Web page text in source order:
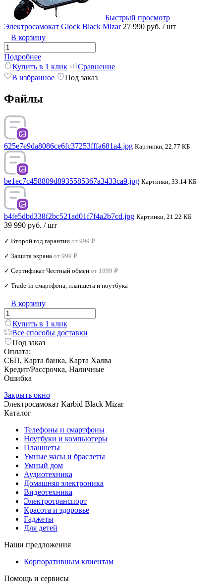
Быстрый просмотр
Электросамокат Glock Black Mizar 27 990 руб. / шт
В корзину
Подробнее
Купить в 1 клик
Сравнение
В избранное
Под заказ
Файлы
625e7e9da8086ce6fc37253fffa681a4.jpg Картинки, 22.77 КБ
be1ec7c458809d8935585367a3433ca9.jpg Картинки, 33.14 КБ
b4fe5dbd338f2bc521ad01f7f4a2b7cd.jpg Картинки, 21.22 КБ
39 990 руб. / шт
✓ Второй год гарантии от 999 ₽
✓ Защита экрана от 999 ₽
✓ Сертификат Честный обмен от 1999 ₽
✓ Trade‑in смартфона, планшета и ноутбука
В корзину
Купить в 1 клик
Все способы доставки
Под заказ
Оплата:
СБП, Карта банка, Карта Халва
Кредит/Рассрочка, Наличные
Ошибка
Закрыть окно
Электросамокат Karbid Black Mizar
Каталог
Телефоны и смартфоны
Ноутбуки и компьютеры
Планшеты
Умные часы и браслеты
Умный дом
Аудиотехника
Домашняя электроника
Видеотехника
Электротранспорт
Красота и здоровье
Гаджеты
Для детей
Наши предложения
Корпоративным клиентам
Помощь и сервисы